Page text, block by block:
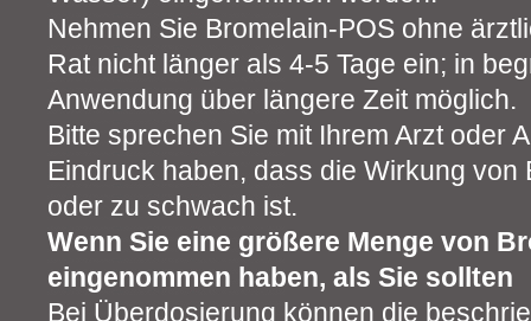
Nehmen Sie Bromelain-POS ohne
Rat nicht länger als 4-5 Tage ein; in
Anwendung über längere Zeit möglich.
Bitte sprechen Sie mit Ihrem Arzt oder
Eindruck haben, dass die Wirkung von
oder zu schwach ist.
Wenn Sie eine größere Menge von
eingenommen haben, als Sie sollten
Bei Überdosierung können die